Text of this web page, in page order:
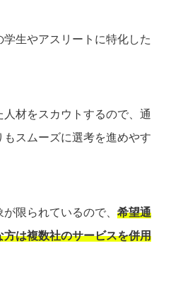
学生やアスリートに特化した
材をスカウトするので、通
スムーズに選考を進めやす
限られているので、 希望通
は複数社のサービスを併用